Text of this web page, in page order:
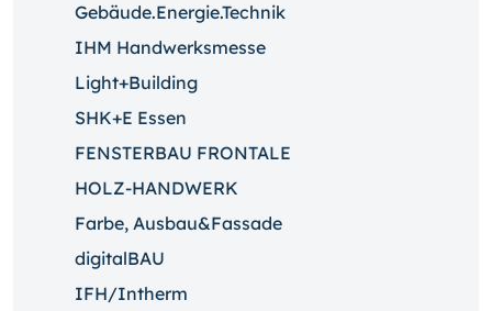
Gebäude.Energie.Technik
IHM Handwerksmesse
Light+Building
SHK+E Essen
FENSTERBAU FRONTALE
HOLZ-HANDWERK
Farbe, Ausbau&Fassade
digitalBAU
IFH/Intherm